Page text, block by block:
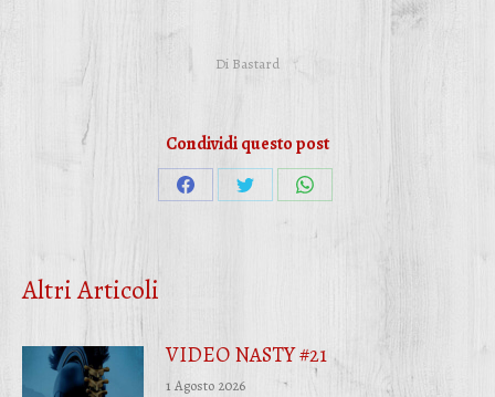
Di Bastard
Condividi questo post
CondividiCondividiCondividi
su
Altri Articoli
VIDEO NASTY #21
1 Agosto 2026